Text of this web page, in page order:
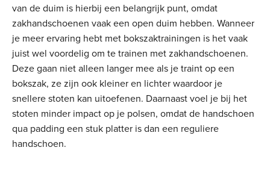
van de duim is hierbij een belangrijk punt, omdat
zakhandschoenen vaak een open duim hebben. Wanneer
je meer ervaring hebt met bokszaktrainingen is het vaak
juist wel voordelig om te trainen met zakhandschoenen.
Deze gaan niet alleen langer mee als je traint op een
bokszak, ze zijn ook kleiner en lichter waardoor je
snellere stoten kan uitoefenen. Daarnaast voel je bij het
stoten minder impact op je polsen, omdat de handschoen
qua padding een stuk platter is dan een reguliere
handschoen.